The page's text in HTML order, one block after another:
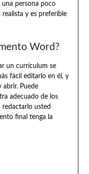
persona poco
realista y es preferible
Word?
un currículum se
fácil editarlo en él, y
abrir. Puede
adecuado de los
usted
final tenga la